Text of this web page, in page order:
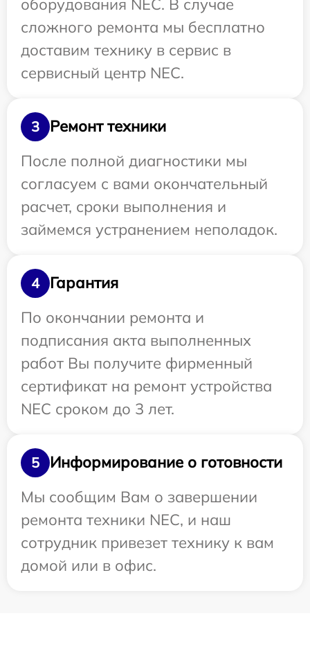
сложного ремонта мы бесплатно
доставим технику в сервис в
сервисный центр NEC.
3
Ремонт техники
После полной диагностики мы
согласуем с вами окончательный
расчет, сроки выполнения и
займемся устранением неполадок.
4
Гарантия
По окончании ремонта и
подписания акта выполненных
работ Вы получите фирменный
сертификат на ремонт устройства
NEC сроком до 3 лет.
5
Информирование о готовности
Мы сообщим Вам о завершении
ремонта техники NEC, и наш
сотрудник привезет технику к вам
домой или в офис.